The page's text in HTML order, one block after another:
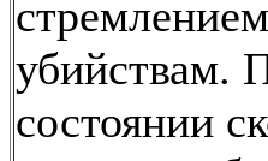
убийствам.
состоянии